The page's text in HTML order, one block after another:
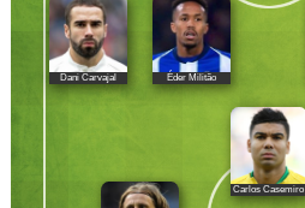
Dani Carvajal Éder Militão
Carlos Casemiro